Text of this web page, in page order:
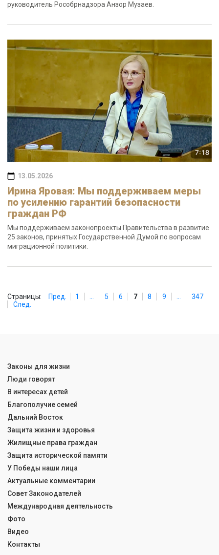
руководитель Рособрнадзора Анзор Музаев.
13.05.2026
Ирина Яровая: Мы поддерживаем меры
по усилению гарантий безопасности
граждан РФ
Мы поддерживаем законопроекты Правительства в развитие
25 законов, принятых Государственной Думой по вопросам
миграционной политики.
Страницы: Пред. 1 5 6 7 8 9
347
След.
Законы для жизни
Люди говорят
В интересах детей
Благополучие семей
Дальний Восток
Защита жизни и здоровья
Жилищные права граждан
Защита исторической памяти
У Победы наши лица
Актуальные комментарии
Совет Законодателей
Международная деятельность
Фото
Видео
Контакты